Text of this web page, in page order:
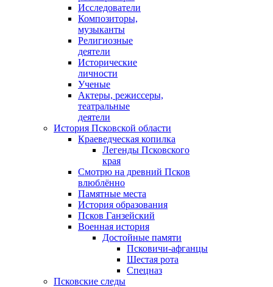
Исследователи
Композиторы,
музыканты
Религиозные
деятели
Исторические
личности
Ученые
Актеры, режиссеры,
театральные
деятели
История Псковской области
Краеведческая копилка
Легенды Псковского
края
Смотрю на древний Псков
влюблённо
Памятные места
История образования
Псков Ганзейский
Военная история
Достойные памяти
Псковичи-афганцы
Шестая рота
Спецназ
Псковские следы